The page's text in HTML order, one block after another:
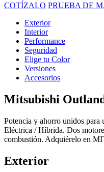
COTÍZALO PRUEBA DE
Exterior
Interior
Performance
Seguridad
Elige tu Color
Versiones
Accesorios
Mitsubishi
Potencia y ahorro unidos para
Eléctrica / Híbrida. Dos
combustión. Adquiérelo en
Exterior